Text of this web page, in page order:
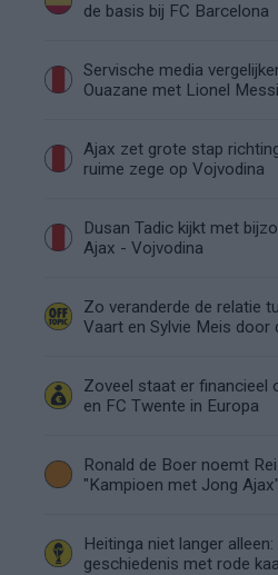
de basis bij FC Barcelona
Servische media
Ouazane met Lionel Messi
Ajax zet grote stap
ruime zege op Vojvodina
Dusan Tadic kijkt met
Ajax - Vojvodina
Zo veranderde de relatie
Vaart en Sylvie Meis door
Zoveel staat er financieel
en FC Twente in Europa
Ronald de Boer noemt
"Kampioen met Jong Ajax"
Heitinga niet langer
geschiedenis met rode